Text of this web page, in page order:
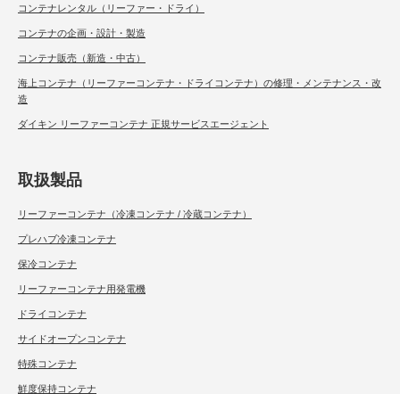
コンテナレンタル（リーファー・ドライ）
コンテナの企画・設計・製造
コンテナ販売（新造・中古）
海上コンテナ（リーファーコンテナ・ドライコンテナ）の修理・メンテナンス・改
造
ダイキン リーファーコンテナ 正規サービスエージェント
取扱製品
リーファーコンテナ（冷凍コンテナ / 冷蔵コンテナ）
プレハブ冷凍コンテナ
保冷コンテナ
リーファーコンテナ用発電機
ドライコンテナ
サイドオープンコンテナ
特殊コンテナ
鮮度保持コンテナ